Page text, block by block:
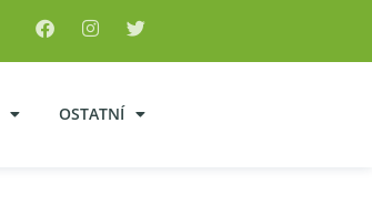
OSTATNÍ